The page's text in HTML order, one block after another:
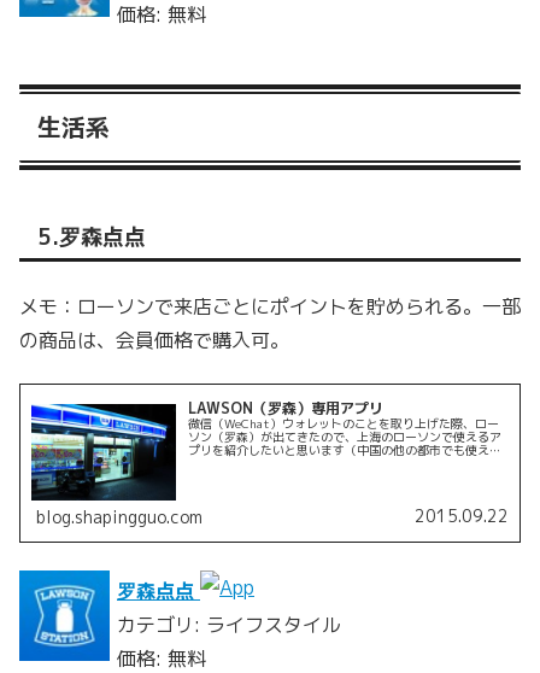
価格: 無料
生活系
5.罗森点点
メモ：ローソンで来店ごとにポイントを貯められる。一部
の商品は、会員価格で購入可。
LAWSON（罗森）専用アプリ
微信（WeChat）ウォレットのことを取り上げた際、ロー
ソン（罗森）が出てきたので、上海のローソンで使えるア
プリを紹介したいと思います（中国の他の都市でも使える
のかどうかは知りません）。羅森LAWSON / qiaomengそ
blog.shapingguo.com 2015.09.22
罗森点点
カテゴリ: ライフスタイル
価格: 無料